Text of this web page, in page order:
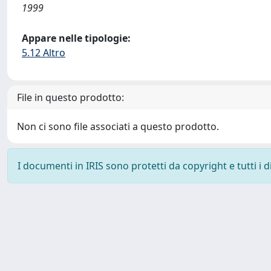
1999
Appare nelle tipologie:
5.12 Altro
File in questo prodotto:
Non ci sono file associati a questo prodotto.
I documenti in IRIS sono protetti da copyright e tutti i